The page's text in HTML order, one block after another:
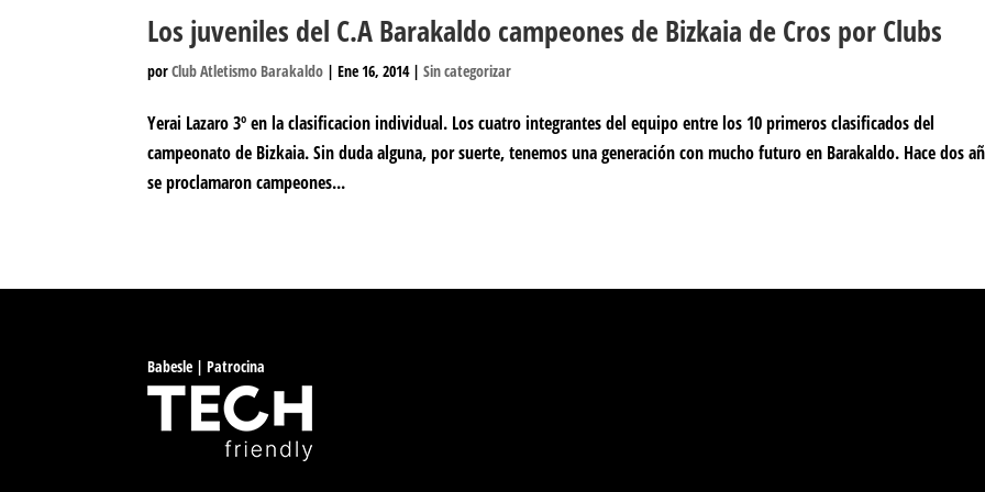
Los juveniles del C.A Barakaldo campeones de Bizkaia de Cros por Clubs
porClub Atletismo Barakaldo |Ene 16, 2014|Sin categorizar
Yerai Lazaro 3º en la clasificacion individual. Los cuatro integrantes del equipo entre los 10 primeros clasificados del
campeonato de Bizkaia. Sin duda alguna, por suerte, tenemos una generación con mucho futuro en Barakaldo. Hace dos
se proclamaron campeones...
Babesle | Patrocina